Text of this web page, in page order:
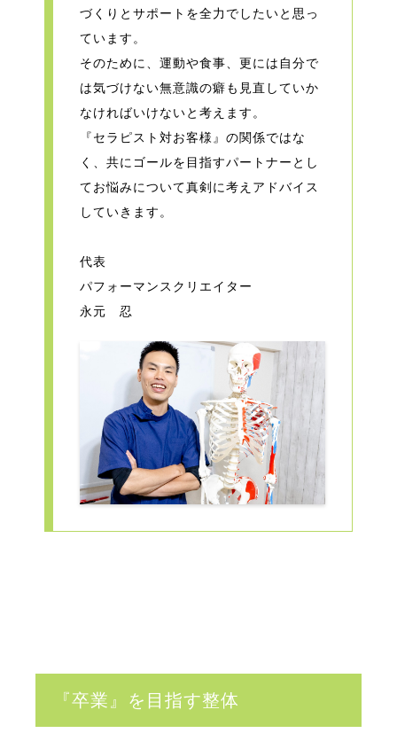
づくりとサポートを全力でしたいと思っ
ています。
そのために、運動や食事、更には自分で
は気づけない無意識の癖も見直していか
なければいけないと考えます。
『セラピスト対お客様』の関係ではな
く、共にゴールを目指すパートナーとし
てお悩みについて真剣に考えアドバイス
していきます。
代表
パフォーマンスクリエイター
永元 忍
『卒業』を目指す整体